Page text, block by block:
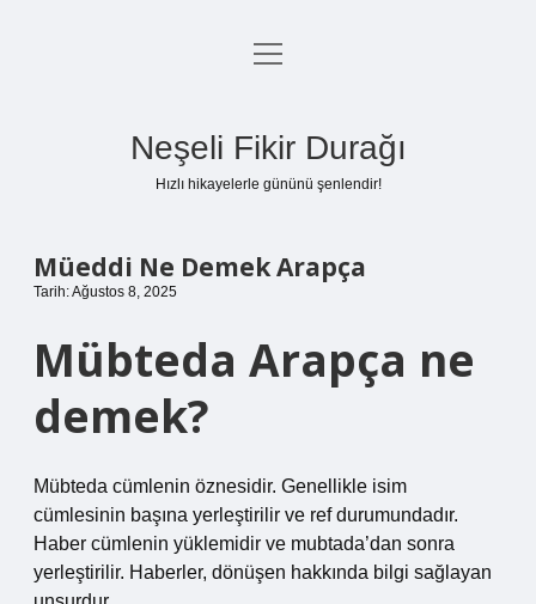
Anasayfa
menüyü
Neşeli Fikir Durağı
Hızlı hikayelerle gününü şenlendir!
Müeddi Ne Demek Arapça
Tarih: Ağustos 8, 2025
Mübteda Arapça ne
demek?
Mübteda cümlenin öznesidir. Genellikle isim
cümlesinin başına yerleştirilir ve ref durumundadır.
Haber cümlenin yüklemidir ve mubtada’dan sonra
yerleştirilir. Haberler, dönüşen hakkında bilgi sağlayan